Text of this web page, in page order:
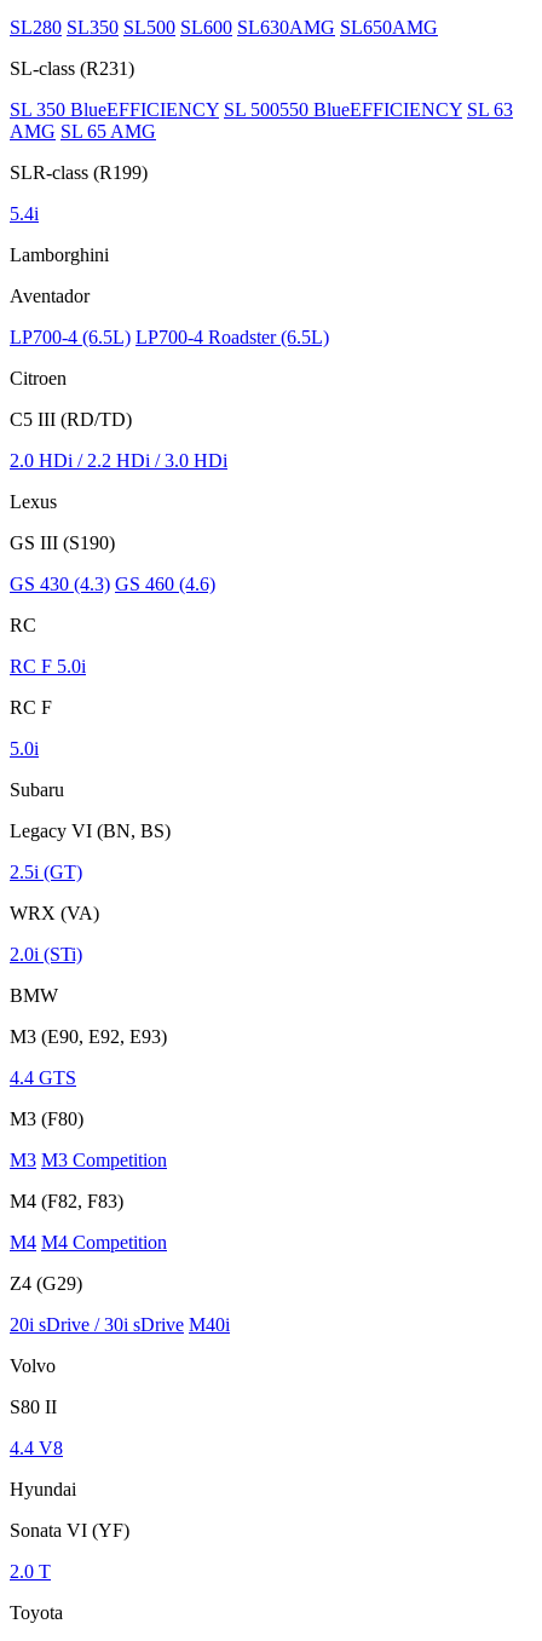
SL280 SL350 SL500 SL600 SL630AMG SL650AMG
SL-class (R231)
SL 350 BlueEFFICIENCY SL 500550 BlueEFFICIENCY SL 63
AMG SL 65 AMG
SLR-class (R199)
5.4i
Lamborghini
Aventador
LP700-4 (6.5L) LP700-4 Roadster (6.5L)
Citroen
C5 III (RD/TD)
2.0 HDi / 2.2 HDi / 3.0 HDi
Lexus
GS III (S190)
GS 430 (4.3) GS 460 (4.6)
RC
RC F 5.0i
RC F
5.0i
Subaru
Legacy VI (BN, BS)
2.5i (GT)
WRX (VA)
2.0i (STi)
BMW
M3 (E90, E92, E93)
4.4 GTS
M3 (F80)
M3 M3 Competition
M4 (F82, F83)
M4 M4 Competition
Z4 (G29)
20i sDrive / 30i sDrive M40i
Volvo
S80 II
4.4 V8
Hyundai
Sonata VI (YF)
2.0 T
Toyota